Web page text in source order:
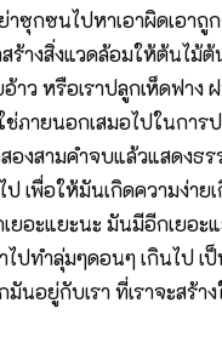
าซุกซนไปหาเอาผิดเอา
ร้างสิ่งแวดล้อมให้ต้นไม้
าว หรือเราปลูกเห็ดฟา
ภายนอกเสมอไปในการ
งสามคำจบแล้วแสดงธร
เพื่อให้มันเกิดความง่าย
อะแยะนะ มันมีอีกเยอะ
ปทำลุ่มๆดอนๆ เกินไป เ
นอยู่กับเรา ที่เราจะสร้า